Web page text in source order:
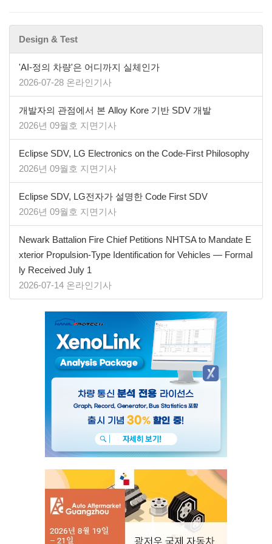
Design & Test
'AI-정의 차량'은 어디까지 실체인가
2026-07-28 온라인기사
개발자의 관점에서 본 Alloy Kore 기반 SDV 개발
2026년 09월호 지면기사
​​​​​​​Eclipse SDV, LG Electronics on the Code-First Philosophy
2026년 09월호 지면기사
Eclipse SDV, LG전자가 설명한 Code First SDV
2026년 09월호 지면기사
Newark Battalion Fire Chief Petitions NHTSA to Mandate E
xterior Propulsion-Type Identification for Vehicles — Formal
ly Received July 1
2026-07-14 온라인기사